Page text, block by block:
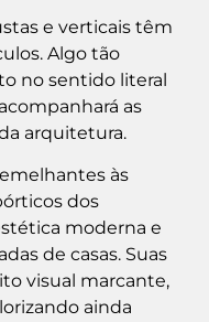
e verticais têm
Algo tão
no sentido literal
as
arquitetura.
às
dos
moderna e
de casas. Suas
visual marcante,
ainda